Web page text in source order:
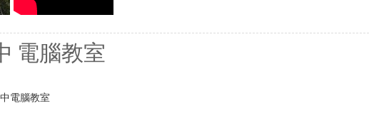
電腦教室
電腦教室